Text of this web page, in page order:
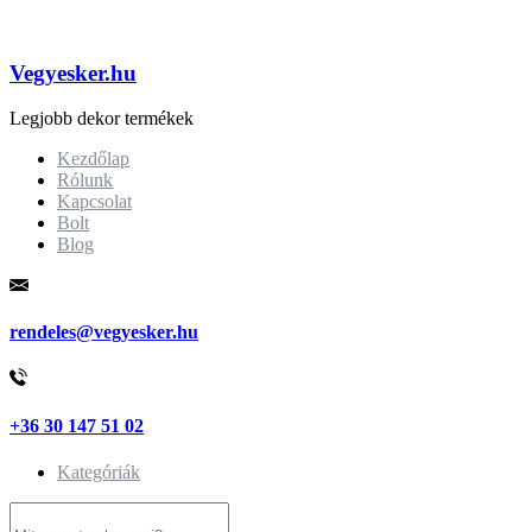
Vegyesker.hu
Legjobb dekor termékek
Kezdőlap
Rólunk
Kapcsolat
Bolt
Blog
rendeles@vegyesker.hu
+36 30 147 51 02
Kategóriák